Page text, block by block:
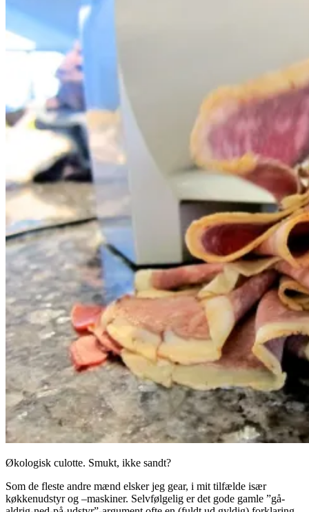
Økologisk culotte. Smukt, ikke sandt?
Som de fleste andre mænd elsker jeg gear, i mit tilfælde især
køkkenudstyr og –maskiner. Selvfølgelig er det gode gamle ”gå-